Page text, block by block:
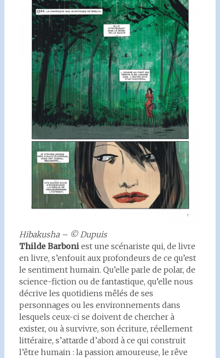
Hibakusha – © Dupuis
Thilde Barboniest une scénariste qui, de livre
en livre, s’enfouit aux profondeurs de ce qu’est
le sentiment humain. Qu’elle parle de polar, de
science-fiction ou de fantastique, qu’elle nous
décrive les quotidiens mêlés de ses
personnages ou les environnements dans
lesquels ceux-ci se doivent de chercher à
exister, ou à survivre, son écriture, réellement
littéraire, s’attarde d’abord à ce qui construit
l’être humain : la passion amoureuse, le rêve